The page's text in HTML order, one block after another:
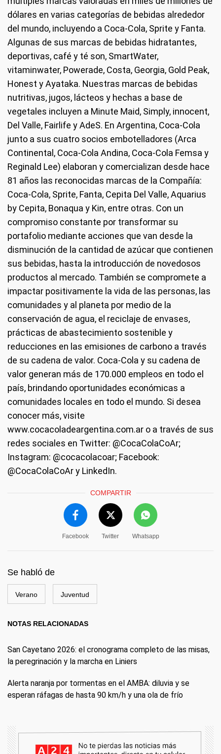
dólares en varias categorías de bebidas alrededor
del mundo, incluyendo a Coca-Cola, Sprite y Fanta.
Algunas de sus marcas de bebidas hidratantes,
deportivas, café y té son, SmartWater,
vitaminwater, Powerade, Costa, Georgia, Gold Peak,
Honest y Ayataka. Nuestras marcas de bebidas
nutritivas, jugos, lácteos y hechas a base de
vegetales incluyen a Minute Maid, Simply, innocent,
Del Valle, Fairlife y AdeS. En Argentina, Coca-Cola
junto a sus cuatro socios embotelladores (Arca
Continental, Coca-Cola Andina, Coca-Cola Femsa y
Reginald Lee) elaboran y comercializan desde hace
81 años las reconocidas marcas de la Compañía:
Coca-Cola, Sprite, Fanta, Cepita Del Valle, Aquarius
by Cepita, Bonaqua y Kin, entre otras. Con un
compromiso constante por transformar su
portafolio mediante acciones que van desde la
disminución de la cantidad de azúcar que contienen
sus bebidas, hasta la introducción de novedosos
productos al mercado. También se compromete a
impactar positivamente la vida de las personas, las
comunidades y al planeta por medio de la
conservación de agua, el reciclaje de envases,
prácticas de abastecimiento sostenible y
reducciones en las emisiones de carbono a través
de su cadena de valor. Coca-Cola y su cadena de
valor generan más de 170.000 empleos en todo el
país, brindando oportunidades económicas a
comunidades locales en todo el mundo. Si desea
conocer más, visite
www.cocacoladeargentina.com.ar o a través de sus
redes sociales en Twitter: @CocaColaCoAr;
Instagram: @cocacolacoar; Facebook:
@CocaColaCoAr y LinkedIn.
COMPARTIR
Facebook Twitter Whatsapp
Se habló de
Verano Juventud
NOTAS RELACIONADAS
San Cayetano 2026: el cronograma completo de las misas,
la peregrinación y la marcha en Liniers
Alerta naranja por tormentas en el AMBA: diluvia y se
esperan ráfagas de hasta 90 km/h y una ola de frío